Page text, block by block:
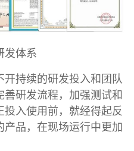
发体系
持续的研发投入和团队
研发流程，加强测试和
入使用前，就经得起反
品，在现场运行中更加